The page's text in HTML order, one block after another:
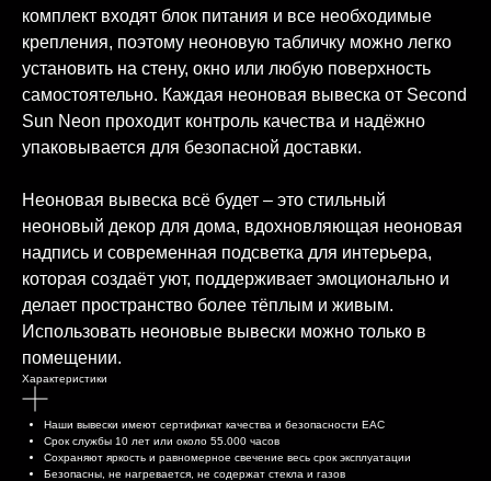
комплект входят блок питания и все необходимые
крепления, поэтому неоновую табличку можно легко
установить на стену, окно или любую поверхность
самостоятельно. Каждая неоновая вывеска от Second
Sun Neon проходит контроль качества и надёжно
упаковывается для безопасной доставки.
Неоновая вывеска всё будет – это стильный
неоновый декор для дома, вдохновляющая неоновая
надпись и современная подсветка для интерьера,
которая создаёт уют, поддерживает эмоционально и
делает пространство более тёплым и живым.
Использовать неоновые вывески можно только в
помещении.
Характеристики
Наши вывески имеют сертификат качества и безопасности EAC
Срок службы 10 лет или около 55.000 часов
Сохраняют яркость и равномерное свечение весь срок эксплуатации
Безопасны, не нагревается, не содержат стекла и газов